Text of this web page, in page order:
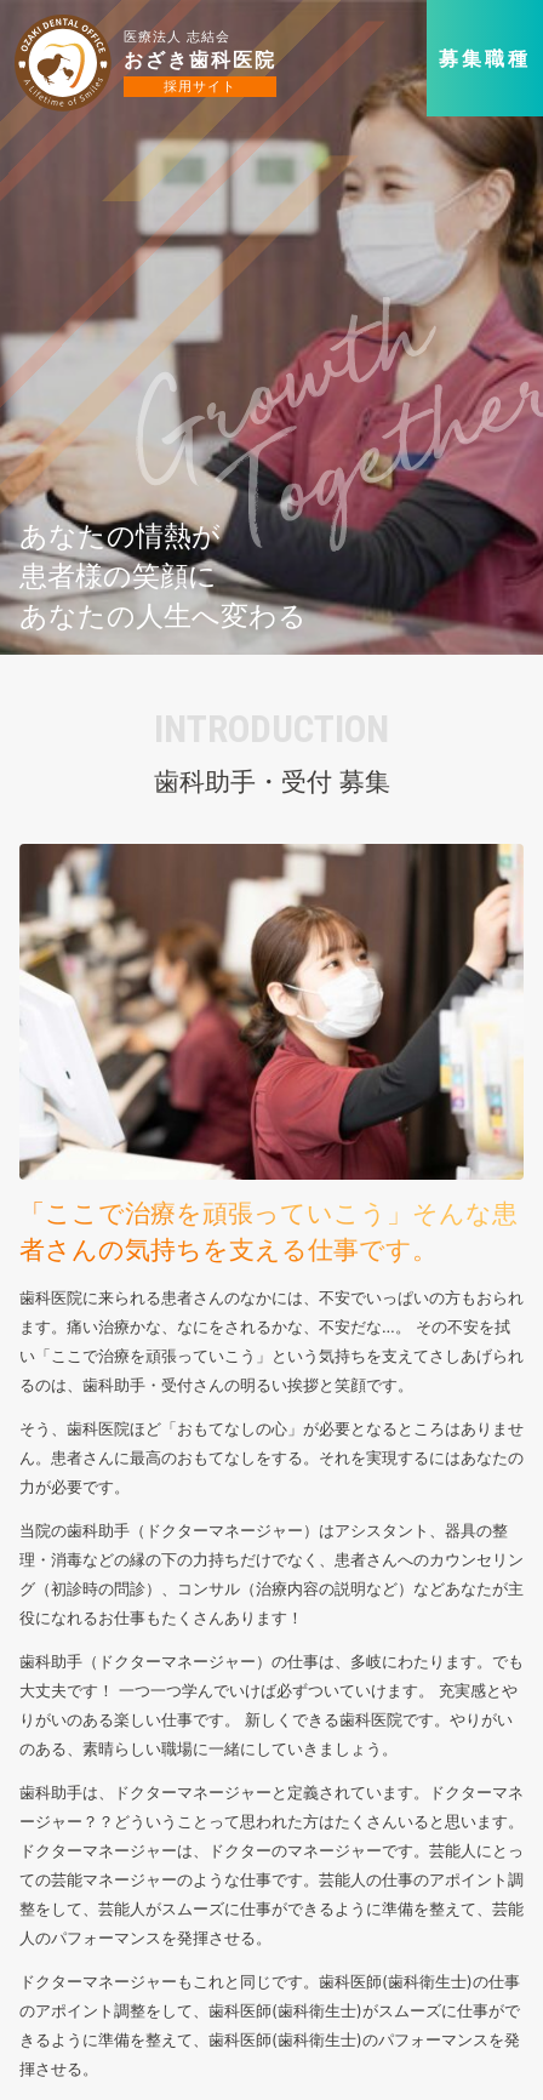
医療法人 志結会
おざき歯科医院
採用サイト
あなたの情熱が
患者様の笑顔に
あなたの人生へ変わる
募集職種
INTRODUCTION
歯科助⼿ ・受付募集
「ここで治療を頑張っていこう」 そんな患
者さんの気持ちを支える仕事です。
歯科医院に来られる患者さんのなかには、不安でいっぱいの方もおられ
ます。痛い治療かな、なにをされるかな、不安だな…。
その不安を拭
い「ここで治療を頑張っていこう」という気持ちを支えてさしあげられ
るのは、歯科助手・受付さんの明るい挨拶と笑顔です。
そう、歯科医院ほど「おもてなしの心」が必要となるところはありませ
ん。患者さんに最高のおもてなしをする。それを実現するにはあなたの
力が必要です。
当院の歯科助手（ドクターマネージャー）はアシスタント、器具の整
理・消毒などの縁の下の力持ちだけでなく、患者さんへのカウンセリン
グ（初診時の問診）、コンサル（治療内容の説明など）などあなたが主
役になれるお仕事もたくさんあります！
歯科助手（ドクターマネージャー）の仕事は、多岐にわたります。でも
大丈夫です！ 一つ一つ学んでいけば必ずついていけます。 充実感とや
りがいのある楽しい仕事です。 新しくできる歯科医院です。やりがい
のある、素晴らしい職場に一緒にしていきましょう。
歯科助手は、ドクターマネージャーと定義されています。ドクターマネ
ージャー？？どういうことって思われた方はたくさんいると思います。
ドクターマネージャーは、ドクターのマネージャーです。芸能人にとっ
ての芸能マネージャーのような仕事です。芸能人の仕事のアポイント調
整をして、芸能人がスムーズに仕事ができるように準備を整えて、芸能
人のパフォーマンスを発揮させる。
ドクターマネージャーもこれと同じです。歯科医師(歯科衛生士)の仕事
のアポイント調整をして、歯科医師(歯科衛生士)がスムーズに仕事がで
きるように準備を整えて、歯科医師(歯科衛生士)のパフォーマンスを発
揮させる。